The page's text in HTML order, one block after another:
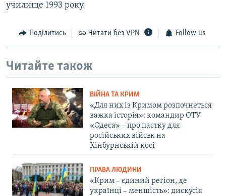
училище 1993 року.
Поділитись Читати без VPN Follow us
Читайте також
ВІЙНА ТА КРИМ
«Для них із Кримом розпочнеться
важка історія»: командир ОТУ
«Одеса» – про пастку для
російських військ на
Кінбурнській косі
ПРАВА ЛЮДИНИ
«Крим – єдиний регіон, де
українці – меншість»: дискусія